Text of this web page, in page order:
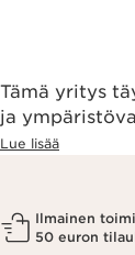
Tämä yritys
ja
Lue lisää
Ilmainen
50 euron